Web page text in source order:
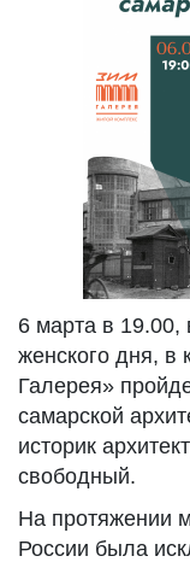
6 марта в
женского дня, в
Галерея»
самарской
историк
свободный.
На протяжении
России была